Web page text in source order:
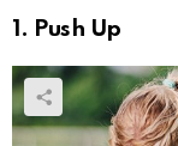
1. Push Up